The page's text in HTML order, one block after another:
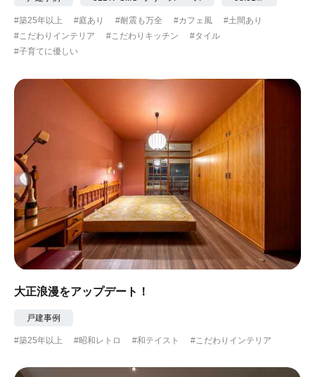
#築25年以上 #庭あり #耐震も万全 #カフェ風
#土間あり
#こだわりインテリア
#こだわりキッチン
#タイル
#子育てに優しい
大正浪漫をアップデート！
戸建事例
#築25年以上 #昭和レトロ #和テイスト #こだわりインテリア